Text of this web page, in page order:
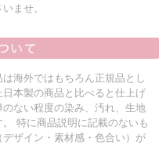
ませ。
海外ではもちろん正規品とし
本製の商品と比べると仕上げ
ない程度の染み、汚れ、生地
特に商品説明に記載のないも
ザイン・素材感・色合い）が